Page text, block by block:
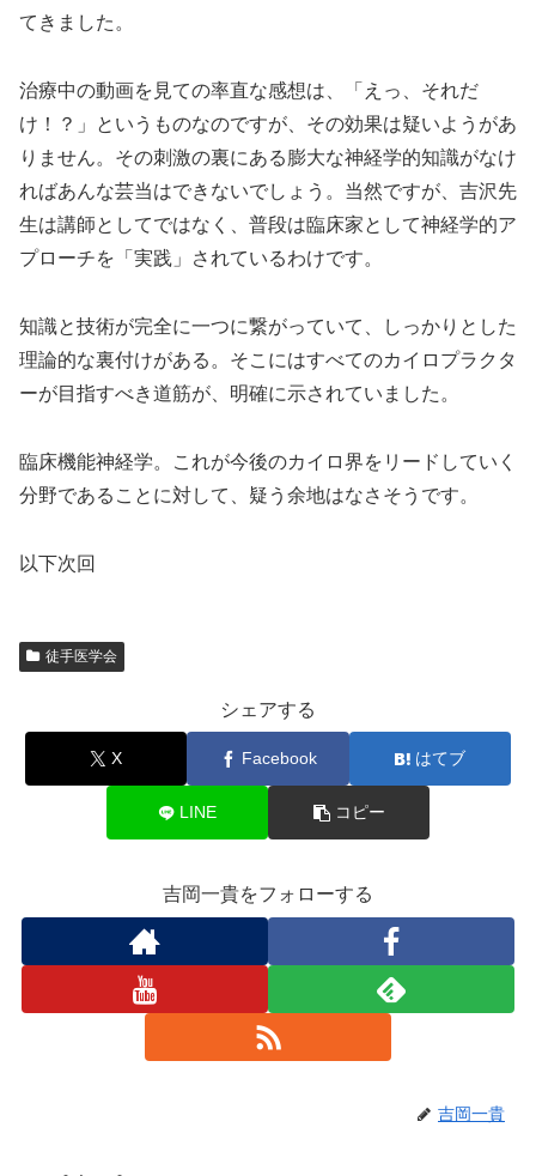
てきました。
治療中の動画を見ての率直な感想は、「えっ、それだ
け！？」というものなのですが、その効果は疑いようがあ
りません。その刺激の裏にある膨大な神経学的知識がなけ
ればあんな芸当はできないでしょう。当然ですが、吉沢先
生は講師としてではなく、普段は臨床家として神経学的ア
プローチを「実践」されているわけです。
知識と技術が完全に一つに繋がっていて、しっかりとした
理論的な裏付けがある。そこにはすべてのカイロプラクタ
ーが目指すべき道筋が、明確に示されていました。
臨床機能神経学。これが今後のカイロ界をリードしていく
分野であることに対して、疑う余地はなさそうです。
以下次回
徒手医学会
シェアする
X Facebook はてブ
LINE コピー
吉岡一貴をフォローする
吉岡一貴